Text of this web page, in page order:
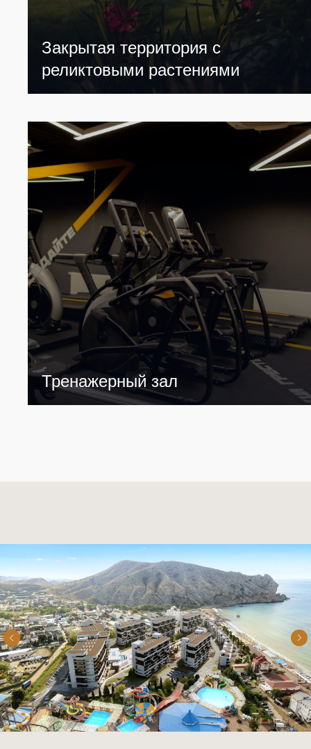
Закрытая территория с
реликтовыми растениями
Тренажерный зал